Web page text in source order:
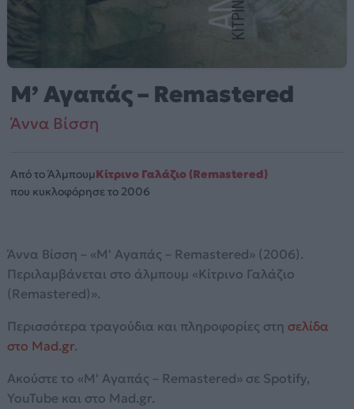
Μ’ Αγαπάς – Remastered
Άννα Βίσση
Από το ΆλμπουμΚίτρινο Γαλάζιο (Remastered)
που κυκλοφόρησε το 2006
Άννα Βίσση – «Μ' Αγαπάς – Remastered» (2006).
Περιλαμβάνεται στο άλμπουμ «Κίτρινο Γαλάζιο
(Remastered)».
Περισσότερα τραγούδια και πληροφορίες στη σελίδα
στο Mad.gr.
Ακούστε το «Μ' Αγαπάς – Remastered» σε Spotify,
YouTube και στο Mad.gr.